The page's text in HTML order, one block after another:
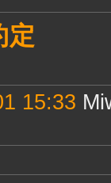
定
15:33